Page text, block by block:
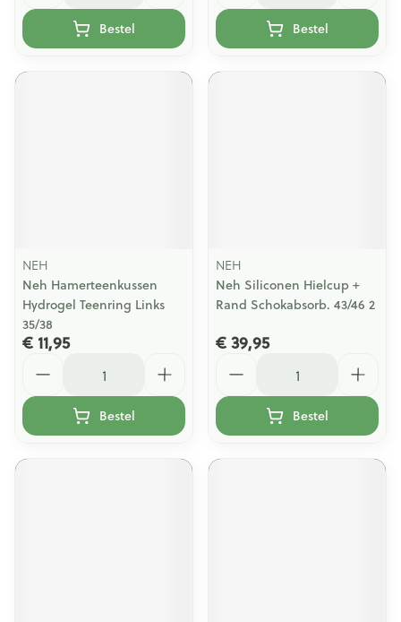
Bestel Bestel
NEH
Neh Hamerteenkussen
Hydrogel Teenring Links
35/38
€ 11,95
Bestel
NEH
Neh Siliconen Hielcup +
Rand Schokabsorb. 43/46 2
€ 39,95
Bestel